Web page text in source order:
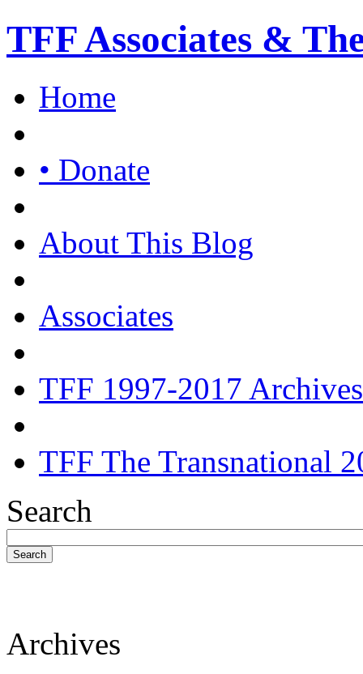
TFF Associates &
Home
• Donate
About This Blog
Associates
TFF 1997-2017 Archives
TFF The Transnational
Search
Search
Archives